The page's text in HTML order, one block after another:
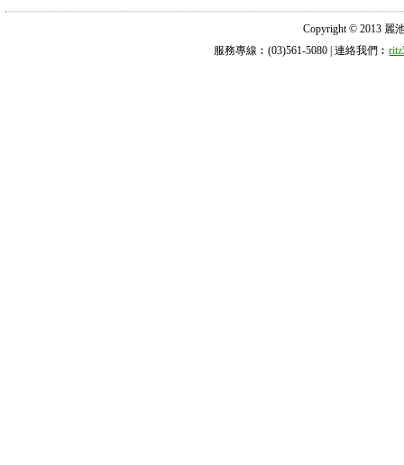
Copyright © 2013 麗
服務專線︰(03)561-5080 | 連絡我們︰